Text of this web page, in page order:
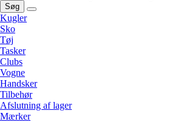
Søg
Kugler
Sko
Tøj
Tasker
Clubs
Vogne
Handsker
Tilbehør
Afslutning af lager
Mærker